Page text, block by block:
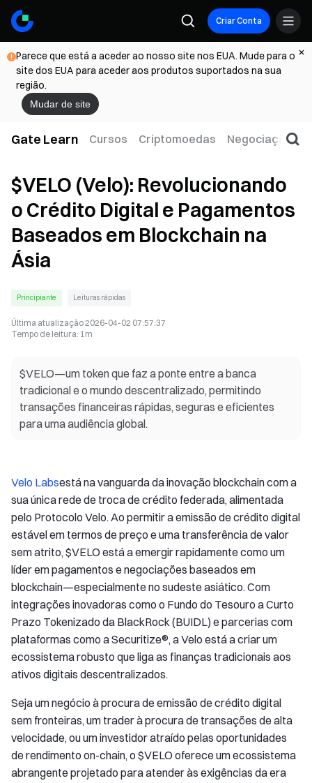
Criar Conta
Parece que está a aceder ao nosso site nos EUA. Mude para o
site dos EUA para aceder aos produtos suportados na sua
região.
Mudar de site
Gate Learn Cursos Criptomoedas Negociação
$VELO (Velo): Revolucionando
o Crédito Digital e Pagamentos
Baseados em Blockchain na
Ásia
Principiante Leituras rápidas
Última atualização2026-04-02 07:57:37
Tempo de leitura: 1m
$VELO—um token que faz a ponte entre a banca
tradicional e o mundo descentralizado, permitindo
transações financeiras rápidas, seguras e eficientes
para uma audiência global.
Velo Labsestá na vanguarda da inovação blockchain com a
sua única rede de troca de crédito federada, alimentada
pelo Protocolo Velo. Ao permitir a emissão de crédito digital
estável em termos de preço e uma transferência de valor
sem atrito, $VELO está a emergir rapidamente como um
líder em pagamentos e negociações baseados em
blockchain—especialmente no sudeste asiático. Com
integrações inovadoras como o Fundo do Tesouro a Curto
Prazo Tokenizado da BlackRock (BUIDL) e parcerias com
plataformas como a Securitize®, a Velo está a criar um
ecossistema robusto que liga as finanças tradicionais aos
ativos digitais descentralizados.
Seja um negócio à procura de emissão de crédito digital
sem fronteiras, um trader à procura de transações de alta
velocidade, ou um investidor atraído pelas oportunidades
de rendimento on-chain, o $VELO oferece um ecossistema
abrangente projetado para atender às exigências da era